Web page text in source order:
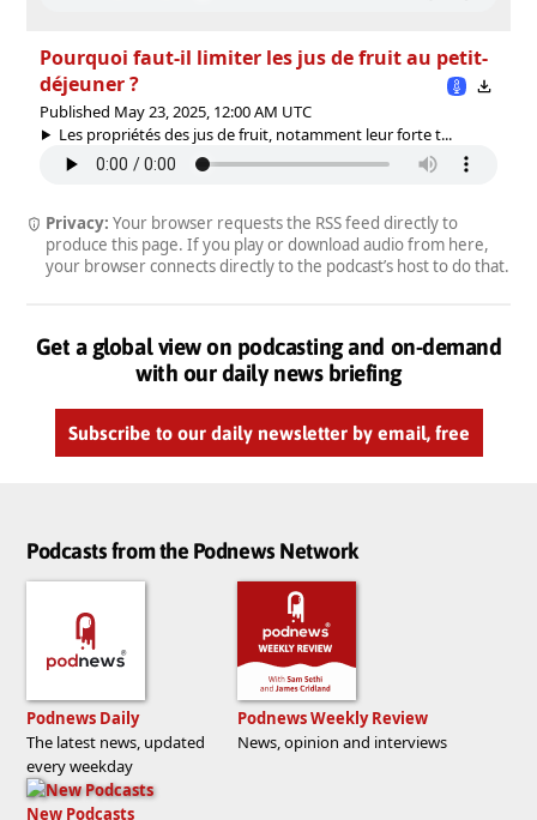
Pourquoi faut-il limiter les jus de fruit au petit-
déjeuner ?
Published May 23, 2025, 12:00 AM UTC
Les propriétés des jus de fruit, notamment leur forte t...
Privacy: Your browser requests the RSS feed directly to
produce this page. If you play or download audio from here,
your browser connects directly to the podcast’s host to do that.
Get a global view on podcasting and on-demand
with our daily news briefing
Subscribe to our daily newsletter by email, free
Podcasts from the Podnews Network
Podnews Daily
The latest news, updated
every weekday
Podnews Weekly Review
News, opinion and interviews
New Podcasts